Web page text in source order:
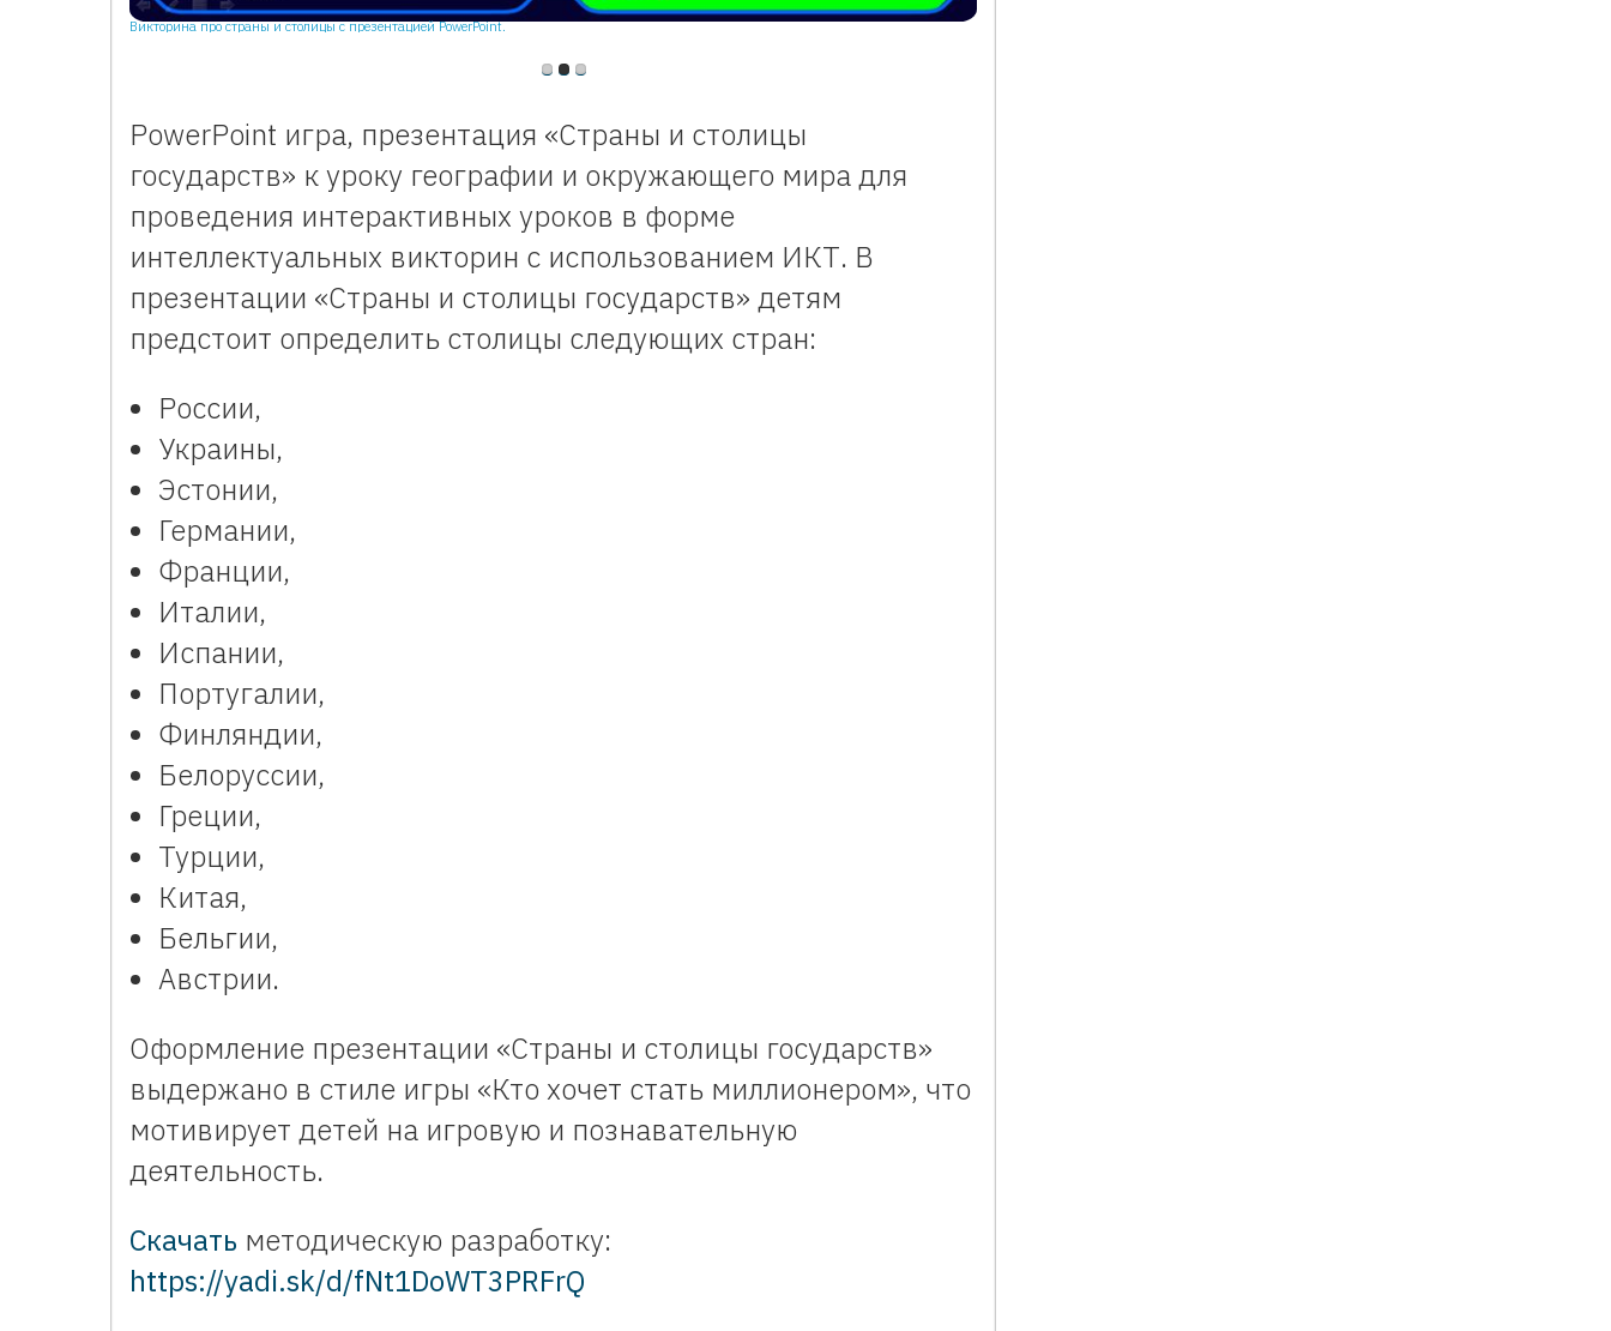
Викторина про страны и столицы с презентацией PowerPoint.
PowerPoint игра, презентация «Страны и столицы
государств» к уроку географии и окружающего мира для
проведения интерактивных уроков в форме
интеллектуальных викторин с использованием ИКТ. В
презентации «Страны и столицы государств» детям
предстоит определить столицы следующих стран:
России,
Украины,
Эстонии,
Германии,
Франции,
Италии,
Испании,
Португалии,
Финляндии,
Белоруссии,
Греции,
Турции,
Китая,
Бельгии,
Австрии.
Оформление презентации «Страны и столицы государств»
выдержано в стиле игры «Кто хочет стать миллионером», что
мотивирует детей на игровую и познавательную
деятельность.
Скачать методическую разработку:
https://yadi.sk/d/fNt1DoWT3PRFrQ